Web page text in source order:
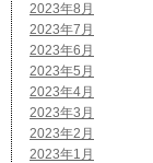
2023年8月
2023年7月
2023年6月
2023年5月
2023年4月
2023年3月
2023年2月
2023年1月